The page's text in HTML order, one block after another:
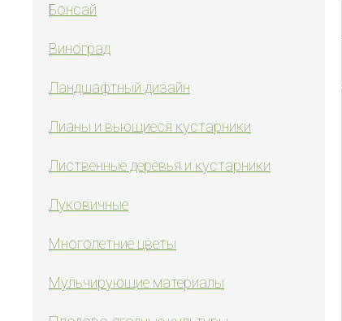
Бонсай
Виноград
Ландшафтный дизайн
Лианы и вьющиеся кустарники
Лиственные деревья и кустарники
Луковичные
Многолетние цветы
Мульчирующие материалы